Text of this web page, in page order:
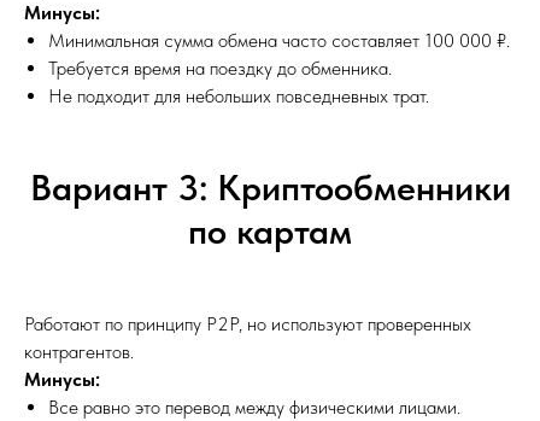
Минусы:
Минимальная сумма обмена часто составляет 100 000 ₽.
Требуется время на поездку до обменника.
Не подходит для небольших повседневных трат.
Вариант 3: Криптообменники
по картам
Работают по принципу P2P, но используют проверенных
контрагентов.
Минусы:
Все равно это перевод между физическими лицами.